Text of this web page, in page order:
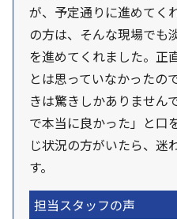
が、予定通りに進めてく
の方は、そんな現場でも
を進めてくれました。正
とは思っていなかったの
きは驚きしかありません
で本当に良かった」と口
じ状況の方がいたら、迷
す。
担当スタッフの声